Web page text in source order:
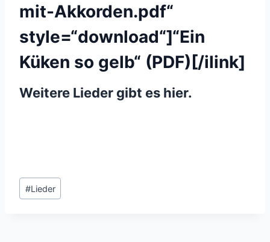
mit-Akkorden.pdf“
style=“download“]“Ein
Küken so gelb“ (PDF)[/ilink]
Weitere Lieder gibt es hier.
Schlagworte:
#Lieder